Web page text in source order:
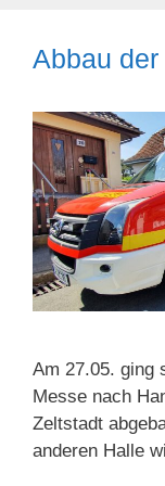
Abbau
Am 27.05. ging
Messe nach
Zeltstadt
anderen Halle